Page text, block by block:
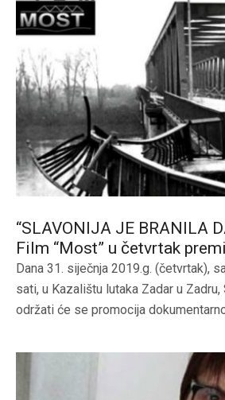
“SLAVONIJA JE BRANILA
Film “Most” u četvrtak
Dana 31. siječnja 2019.g. (četvrtak),
sati, u Kazalištu lutaka Zadar u
održati će se promocija